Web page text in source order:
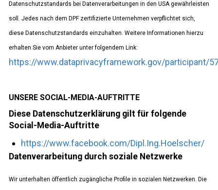
Datenschutzstandards bei Datenverarbeitungen in den USA gewährleisten
soll. Jedes nach dem DPF zertifizierte Unternehmen verpflichtet sich,
diese Datenschutzstandards einzuhalten. Weitere Informationen hierzu
erhalten Sie vom Anbieter unter folgendem Link:
https://www.dataprivacyframework.gov/participant/
UNSERE SOCIAL-MEDIA-AUFTRITTE
Diese Datenschutzerklärung gilt für folgende
Social-Media-Auftritte
https://www.facebook.com/Dipl.Ing.Hoelscher/
Datenverarbeitung durch soziale Netzwerke
Wir unterhalten öffentlich zugängliche Profile in sozialen Netzwerken. Die